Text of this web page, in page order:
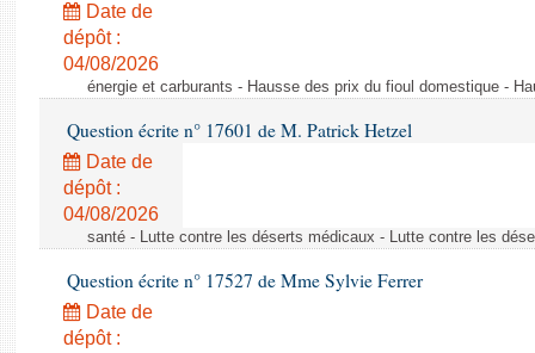
Date de
dépôt :
04/08/2026
énergie et carburants - Hausse des prix du fioul domestique -
Question écrite n° 17601 de M. Patrick Hetzel
Date de
dépôt :
04/08/2026
santé - Lutte contre les déserts médicaux - Lutte contre les
Question écrite n° 17527 de Mme Sylvie Ferrer
Date de
dépôt :